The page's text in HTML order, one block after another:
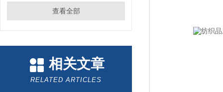
查看全部
相关文章
RELATED ARTICLES